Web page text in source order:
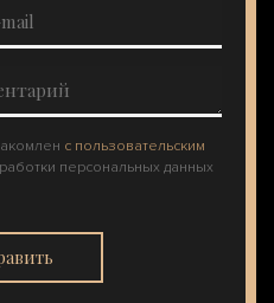
с пользовательским
персональных данных